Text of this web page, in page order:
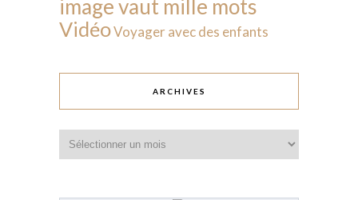
image vaut mille mots
VidéoVoyager avec des enfants
ARCHIVES